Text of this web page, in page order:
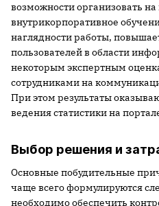
возможности организовать на
внутрикорпоративное
наглядности работы,
пользователей в области
некоторым экспертным
сотрудниками на
При этом результаты
ведения статистики на
Выбор решения и
Основные побудительные
чаще всего формулируются
необходимо обеспечить